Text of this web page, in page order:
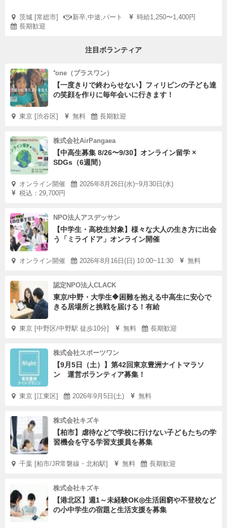
茨城 [常総市] 新卒,中途,パート
時給1,250〜1,400円
長期歓迎
注目ボランティア
⁺one（プラスワン）
【一度きりで終わらせない】フィリピンの子ども達
の笑顔を作りに毎年会いに行きます！
東京 [渋谷区] 無料 長期歓迎
株式会社AirPangaea
【中高生募集 8/26〜9/30】オンライン留学 ×
SDGs（6週間）
オンライン開催
2026年8月26日(水)~9月30日(水)
税込：29,700円
NPO法人アスデッサン
【中学生・高校生対象】様々な大人の生き方に出会
う「ミライドア」オンライン開催
オンライン開催 2026年8月16日(日) 10:00~11:30 無料
認定NPO法人CLACK
東京/中野・大学生🔶困難を抱える中高生に安心で
きる居場所と挑戦を届ける！有給
東京 [中野区/中野駅 徒歩10分] 無料 長期歓迎
株式会社スポーツワン
【9月5日（土）】第42回東京豊洲ナイトマラソ
ン 運営ボランティア募集！
東京 [江東区] 2026年9月5日(土) 無料
株式会社キズキ
【柏市】虐待などで学校に行けない子どもたちの学
習機会を守る学習支援員を募集
千葉 [柏市/JR常磐線・北柏駅] 無料 長期歓迎
株式会社キズキ
【港北区】週1～未経験OK◎生活困窮や不登校など
の小中学生の宿題と生活支援を募集